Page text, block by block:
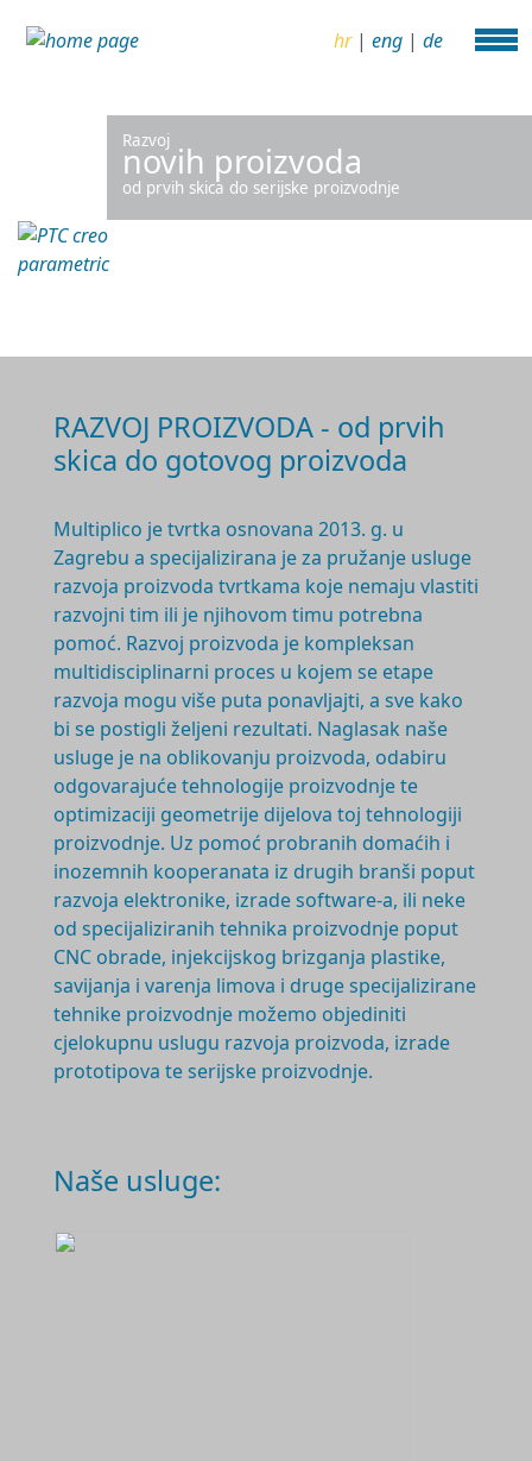
hr| eng | de
Razvoj
novih proizvoda
od prvih skica do serijske proizvodnje
RAZVOJ PROIZVODA - od prvih
skica do gotovog proizvoda
Multiplico je tvrtka osnovana 2013. g. u
Zagrebu a specijalizirana je za pružanje usluge
razvoja proizvoda tvrtkama koje nemaju vlastiti
razvojni tim ili je njihovom timu potrebna
pomoć. Razvoj proizvoda je kompleksan
multidisciplinarni proces u kojem se etape
razvoja mogu više puta ponavljajti, a sve kako
bi se postigli željeni rezultati. Naglasak naše
usluge je na oblikovanju proizvoda, odabiru
odgovarajuće tehnologije proizvodnje te
optimizaciji geometrije dijelova toj tehnologiji
proizvodnje. Uz pomoć probranih domaćih i
inozemnih kooperanata iz drugih branši poput
razvoja elektronike, izrade software-a, ili neke
od specijaliziranih tehnika proizvodnje poput
CNC obrade, injekcijskog brizganja plastike,
savijanja i varenja limova i druge specijalizirane
tehnike proizvodnje možemo objediniti
cjelokupnu uslugu razvoja proizvoda, izrade
prototipova te serijske proizvodnje.
Naše usluge: